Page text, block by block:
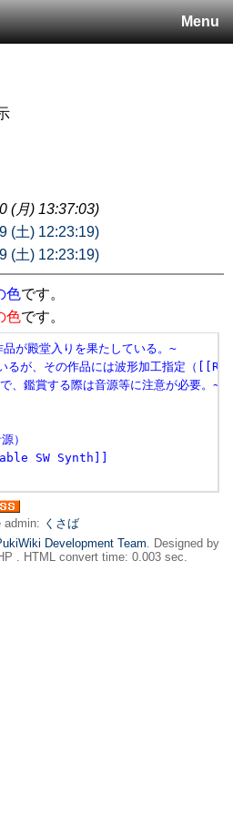
Menu
(月) 13:37:03)
(土) 12:23:19)
(土) 12:23:19)
色です。
色です。
が殿堂入りを果たしている。~
るが、その作品には波形加工指定（
、鑑賞する際は音源等に注意が必要。~
）
SW Synth]]
admin: くさば
Development Team. Designed by
. HTML convert time: 0.003 sec.